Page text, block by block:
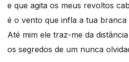
e que agita os meus revoltos
é o vento que infla a tua branca
Até mim ele traz-me da distância
os segredos de um nunca